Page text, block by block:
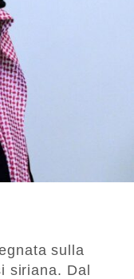
sulla
siriana. Dal